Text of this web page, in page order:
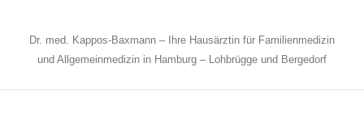
Dr. med. Kappos-Baxmann – Ihre Hausärztin für Familienmedizin
und Allgemeinmedizin in Hamburg – Lohbrügge und Bergedorf